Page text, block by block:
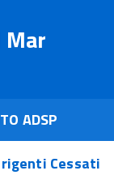
ADSP
Cessati